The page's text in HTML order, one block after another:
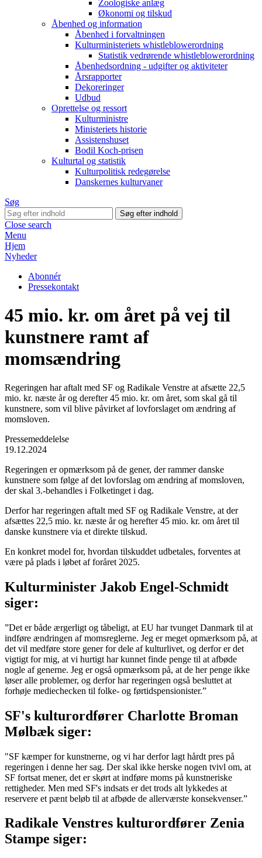
Zoologiske anlæg
Økonomi og tilskud
Åbenhed og information
Åbenhed i forvaltningen
Kulturministeriets whistleblowerordning
Statistik vedrørende whistleblowerordning
Åbenhedsordning - udgifter og aktiviteter
Årsrapporter
Dekoreringer
Udbud
Oprettelse og ressort
Kulturministre
Ministeriets historie
Assistenshuset
Bodil Koch-prisen
Kulturtal og statistik
Kulturpolitisk redegørelse
Danskernes kulturvaner
Søg
Close search
Menu
Hjem
Nyheder
Abonnér
Pressekontakt
45 mio. kr. om året på vej til
kunstnere ramt af
momsændring
Regeringen har aftalt med SF og Radikale Venstre at afsætte 22,5
mio. kr. næste år og derefter 45 mio. kr. om året, som skal gå til
kunstnere, som vil blive påvirket af lovforslaget om ændring af
momsloven.
Pressemeddelelse
19.12.2024
Regeringen er opmærksom på de gener, der rammer danske
kunstnere som følge af det lovforslag om ændring af momsloven,
der skal 3.-behandles i Folketinget i dag.
Derfor har regeringen aftalt med SF og Radikale Venstre, at der
afsættes 22,5 mio. kr. næste år og herefter 45 mio. kr. om året til
danske kunstnere via et direkte tilskud.
En konkret model for, hvordan tilskuddet udbetales, forventes at
være på plads i løbet af foråret 2025.
Kulturminister Jakob Engel-Schmidt
siger:
”Det er både ærgerligt og tåbeligt, at EU har tvunget Danmark til at
indføre ændringen af momsreglerne. Jeg er meget opmærksom på, at
det vil medføre store gener for dele af kulturlivet, og derfor er det
vigtigt for mig, at vi hurtigt har kunnet finde penge til at afbøde
nogle af generne. Jeg er også opmærksom på, at de her penge ikke
løser alle problemer, og derfor har regeringen også besluttet at
forhøje mediechecken til folke- og førtidspensionister.”
SF's kulturordfører Charlotte Broman
Mølbæk siger:
"SF kæmper for kunstnerne, og vi har derfor lagt hårdt pres på
regeringen i denne her sag. Der skal ikke herske nogen tvivl om, at
SF fortsat mener, det er skørt at indføre moms på kunstneriske
rettigheder. Men med SF's indsats er det trods alt lykkedes at
reservere et pænt beløb til at afbøde de allerværste konsekvenser.”
Radikale Venstres kulturordfører Zenia
Stampe siger: